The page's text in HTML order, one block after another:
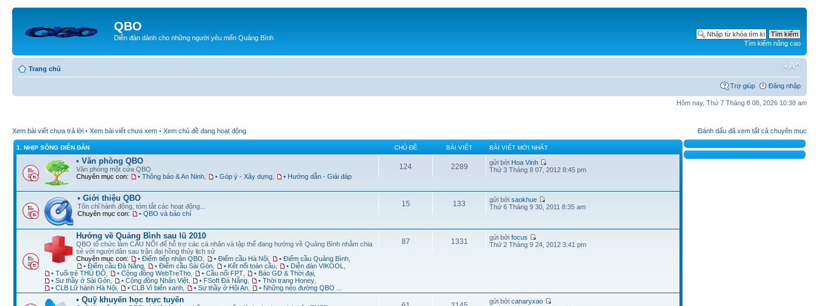
QBO
Diễn đàn dành cho những người yêu mến Quảng Bình
Tìm kiếm nâng cao
Trang chủ
Trợ giúp Đăng nhập
Hôm nay, Thứ 7 Tháng 8 08, 2026 10:38 am
Xem bài viết chưa trả lời • Xem bài viết chưa xem • Xem chủ đề đang hoạt động Đánh dấu đã xem tất cả chuyên mục
1. NHỊP SỐNG DIỄN ĐÀN CHỦ ĐỀ BÀI VIẾT BÀI VIẾT MỚI NHẤT
• Văn phòng QBO
Văn phòng một cửa QBO
Chuyên mục con:
• Thông báo & An Ninh • Góp ý - Xây dựng • Hướng dẫn - Giải đáp
124 2289 gửi bởi Hoa Vinh
Thứ 3 Tháng 8 07, 2012 8:45 pm
• Giới thiệu QBO
Tôn chỉ hành động, tóm tắt các hoạt động...
Chuyên mục con:
• QBO và báo chí
15 133 gửi bởisaokhue
Thứ 6 Tháng 9 30, 2011 8:35 am
Hướng về Quảng Bình sau lũ 2010
QBO tổ chức làm CẦU NỐI để hỗ trợ các cá nhân và tập thể đang hướng về Quảng Bình nhằm chia
sẻ với người dân sau trận đại hồng thủy lịch sử
Chuyên mục con:
• Điểm tiếp nhận QBO • Điểm cầu Hà Nội • Điểm cầu Quảng Bình
• Điểm cầu Đà Nẵng
• Điểm cầu Sài Gòn • Kết nối toàn cầu • Diễn đàn VIKOOL
• Tuổi trẻ THỦ ĐÔ
• Cộng đồng WebTreTho • Cầu nối FPT • Báo GD & Thời đại
• Sư thầy ở Sài Gòn
• Cộng đồng Nhân Việt • FSoft Đà Nẵng • Thời trang Honey
• CLB Lữ hành Hà Nội
• CLB Vì biển xanh • Sư thầy ở Hội An • Những nẻo đường QBO ...
87 1331 gửi bởifocus
Thứ 2 Tháng 9 24, 2012 3:41 pm
• Quỹ khuyến học trực tuyến gửi bởicanaryxao